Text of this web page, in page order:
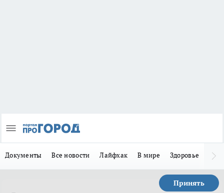
Документы Все новости Лайфхак В мире Здоровье
Принять